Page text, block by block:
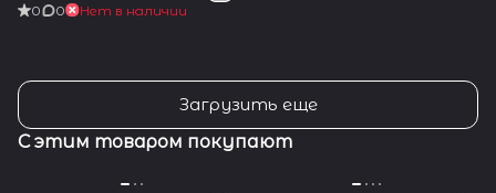
0 0 Нет в наличии
Загрузить еще
С этим товаром покупают